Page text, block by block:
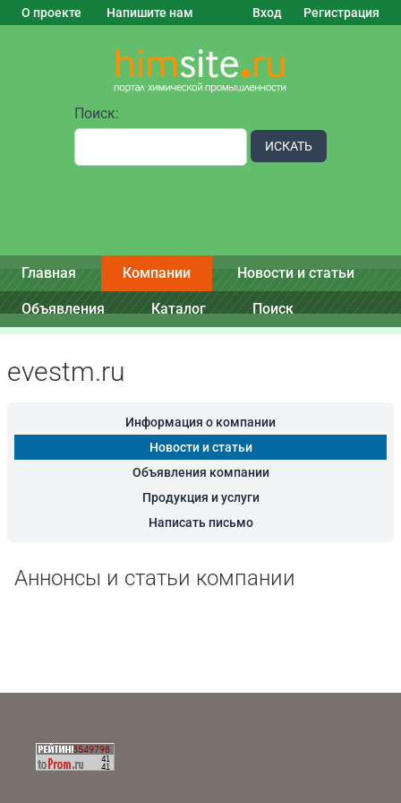
О проекте Напишите нам Вход Регистрация
Поиск:
ИСКАТЬ
Главная Компании Новости и статьи
Объявления Каталог Поиск
evestm.ru
Информация о компании
Новости и статьи
Объявления компании
Продукция и услуги
Написать письмо
Аннонсы и статьи компании